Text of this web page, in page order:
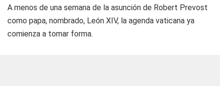
A menos de una semana de la asunción de Robert Prevost
como papa, nombrado, León XIV, la agenda vaticana ya
comienza a tomar forma.